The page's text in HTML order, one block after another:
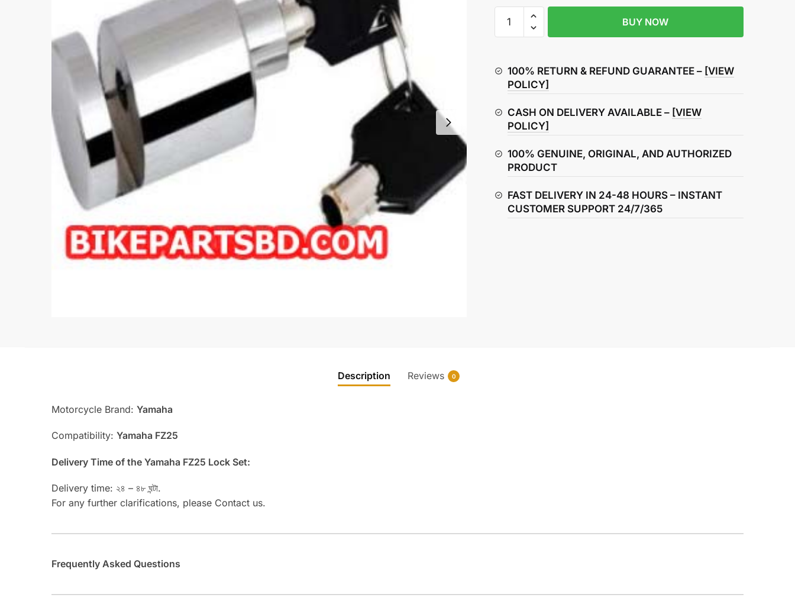
FZ25
quantity
BUY NOW
100% RETURN & REFUND GUARANTEE – [VIEW
POLICY]
CASH ON DELIVERY AVAILABLE – [VIEW
POLICY]
100% GENUINE, ORIGINAL, AND AUTHORIZED
PRODUCT
FAST DELIVERY IN 24-48 HOURS – INSTANT
CUSTOMER SUPPORT 24/7/365
Description Reviews 0
Motorcycle Brand:Yamaha
Compatibility:Yamaha FZ25
Delivery Time of the Yamaha FZ25 Lock Set:
Delivery time: ২৪ – ৪৮ ঘন্টা.
For any further clarifications, please Contact us.
Frequently Asked Questions